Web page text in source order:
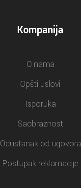
Kompanija
O nama
Opšti uslovi
Isporuka
Saobraznost
Odustanak od ugovora
Postupak reklamacije